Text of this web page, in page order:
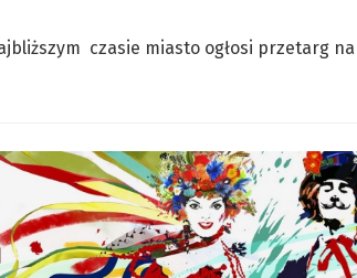
czasie miasto ogłosi przetarg na